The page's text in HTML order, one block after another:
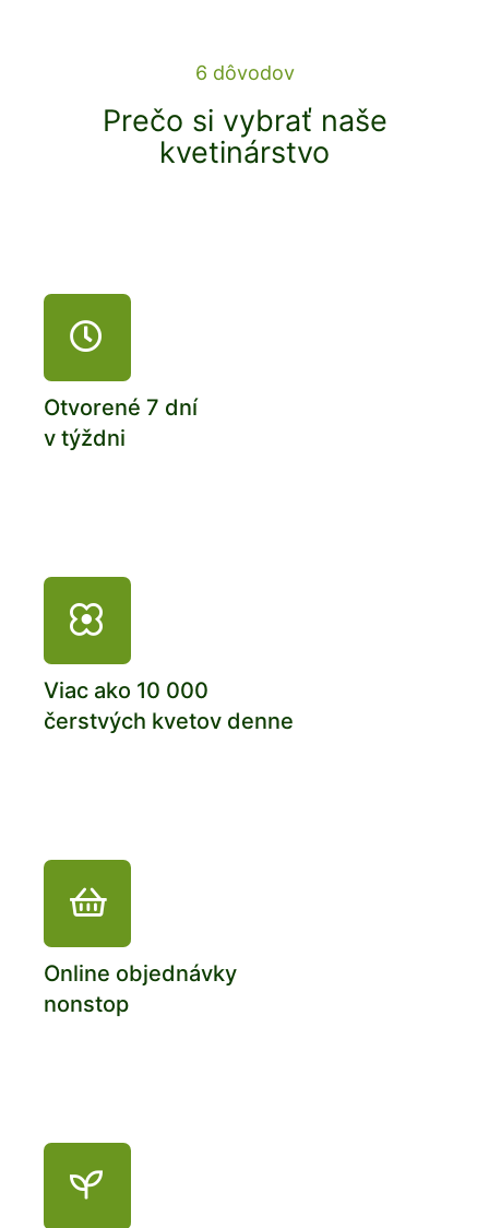
6 dôvodov
Prečo si vybrať naše
kvetinárstvo
Otvorené 7 dní
v týždni
Viac ako 10 000
čerstvých kvetov denne
Online objednávky
nonstop